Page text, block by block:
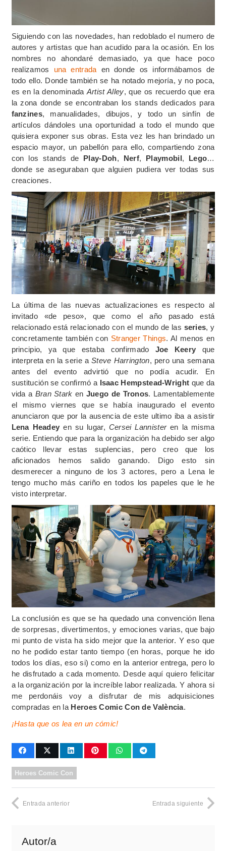
Siguiendo con las novedades, han redoblado el numero de
autores y artistas que han acudido para la ocasión. En los
nombres no ahondaré demasiado, ya que hace poco
realizamos una entrada en donde os informábamos de
todo ello. Donde también se ha notado mejoría, y no poca,
es en la denominada Artist Alley, que os recuerdo que era
la zona donde se encontraban los stands dedicados para
fanzines, manualidades, dibujos, y todo un sinfín de
artículos dándoles una oportunidad a todo el mundo que
quisiera exponer sus obras. Esta vez les han brindado un
espacio mayor, un pabellón para ello, compartiendo zona
con los stands de Play-Doh, Nerf, Playmobil, Lego…
donde se aseguraban que alguien pudiera ver todas sus
creaciones.
La última de las nuevas actualizaciones es respecto al
invitado «de peso», que como el año pasado está
relacionado está relacionado con el mundo de las series, y
concretamente también con Stranger Things. Al menos en
principio, ya que estaba confirmado Joe Keery que
interpreta en la serie aSteve Harrington, pero una semana
antes del evento advirtió que no podía acudir. En
sustitución se confirmó a Isaac Hempstead-Wright que da
vida a Bran Stark en Juego de Tronos. Lamentablemente
el mismo viernes que se había inaugurado el evento
anunciaron que por la ausencia de este ultimo iba a asistir
Lena Headey en su lugar, Cersei Lannisteren la misma
serie. Entiendo que para la organización ha debido ser algo
caótico llevar estas suplencias, pero creo que los
aficionados hemos salido ganando. Digo esto sin
desmerecer a ninguno de los 3 actores, pero a Lena le
tengo mucho más cariño en todos los papeles que le he
visto interpretar.
La conclusión es que se ha quedado una convención llena
de sorpresas, divertimentos, y emociones varias, que bajo
mi punto de vista ha sido mejor que la anterior. Y eso que
no he podido estar tanto tiempo (en horas, porque he ido
todos los días, eso si) como en la anterior entrega, pero lo
he disfrutado a cada momento. Desde aquí quiero felicitar
a la organización por la increíble labor realizada. Y ahora si
me perdonáis voy a disfrutar de mis adquisiciones
compradas en la Heroes Comic Con de València.
¡Hasta que os lea en un cómic!
Heroes Comic Con
Entrada anterior Entrada siguiente
Autor/a